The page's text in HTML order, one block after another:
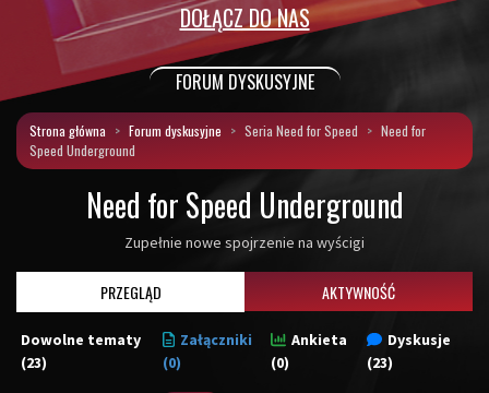
DOŁĄCZ DO NAS
FORUM DYSKUSYJNE
Strona główna Forum dyskusyjne Seria Need for Speed
Need for
Speed Underground
Need for Speed Underground
Zupełnie nowe spojrzenie na wyścigi
PRZEGLĄD AKTYWNOŚĆ
Dowolne tematy
(23)
Załączniki
(0)
Ankieta
(0)
Dyskusje
(23)